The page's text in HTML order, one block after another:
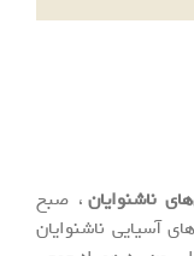
ناشنوایان ، صبح
بازی‌های آسیایی ناشنوایان